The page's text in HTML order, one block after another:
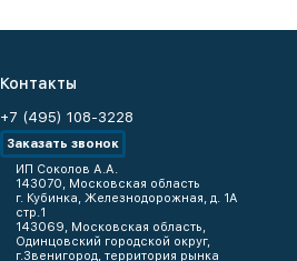
Контакты
+7 (495) 108-3228
Заказать звонок
ИП Соколов А.А.
143070, Московская область
г. Кубинка, Железнодорожная, д. 1А
стр.1
143069, Московская область,
Одинцовский городской округ,
г.Звенигород, территория рынка